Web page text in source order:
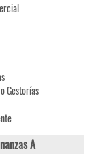
Gestorías
A